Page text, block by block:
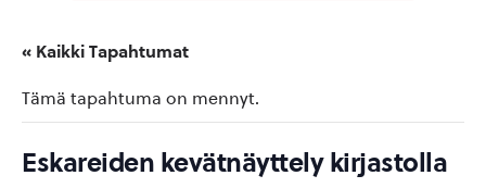
« Kaikki Tapahtumat
Tämä tapahtuma on mennyt.
Eskareiden kevätnäyttely kirjastolla